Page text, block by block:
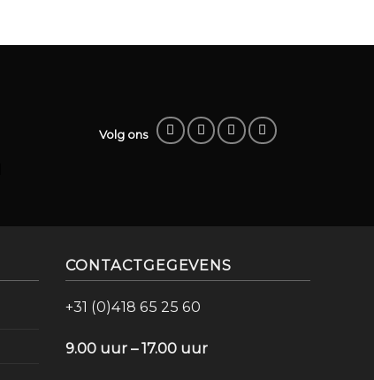
Volg ons
CONTACTGEGEVENS
+31 (0)418 65 25 60
9.00 uur – 17.00 uur